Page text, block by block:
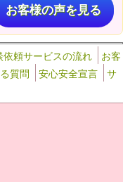
お客様の声を見る
依頼サービスの流れ
お客
質問 安心安全宣言
サ